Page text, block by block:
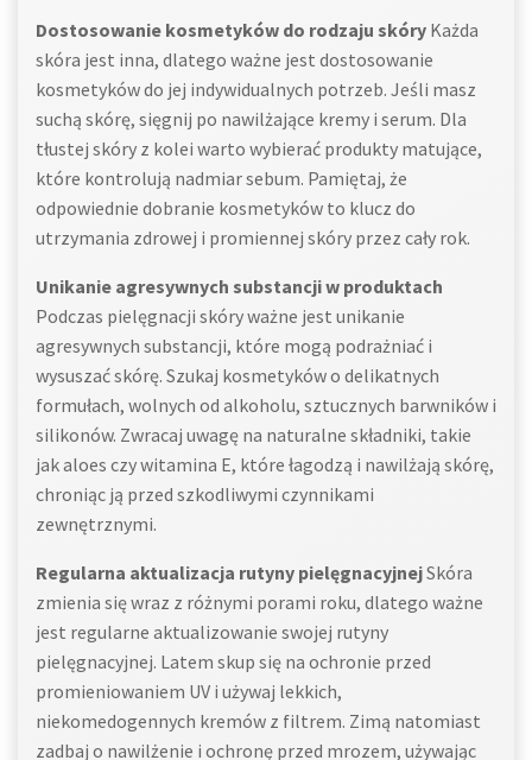
Dostosowanie kosmetyków do rodzaju skóry Każda
skóra jest inna, dlatego ważne jest dostosowanie
kosmetyków do jej indywidualnych potrzeb. Jeśli masz
suchą skórę, sięgnij po nawilżające kremy i serum. Dla
tłustej skóry z kolei warto wybierać produkty matujące,
które kontrolują nadmiar sebum. Pamiętaj, że
odpowiednie dobranie kosmetyków to klucz do
utrzymania zdrowej i promiennej skóry przez cały rok.
Unikanie agresywnych substancji w produktach
Podczas pielęgnacji skóry ważne jest unikanie
agresywnych substancji, które mogą podrażniać i
wysuszać skórę. Szukaj kosmetyków o delikatnych
formułach, wolnych od alkoholu, sztucznych barwników i
silikonów. Zwracaj uwagę na naturalne składniki, takie
jak aloes czy witamina E, które łagodzą i nawilżają skórę,
chroniąc ją przed szkodliwymi czynnikami
zewnętrznymi.
Regularna aktualizacja rutyny pielęgnacyjnejSkóra
zmienia się wraz z różnymi porami roku, dlatego ważne
jest regularne aktualizowanie swojej rutyny
pielęgnacyjnej. Latem skup się na ochronie przed
promieniowaniem UV i używaj lekkich,
niekomedogennych kremów z filtrem. Zimą natomiast
zadbaj o nawilżenie i ochronę przed mrozem, używając